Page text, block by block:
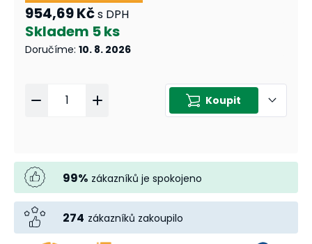
954,69 Kčs DPH
Skladem 5 ks
Doručíme: 10. 8. 2026
Koupit
99% zákazníků je spokojeno
274 zákazníků zakoupilo